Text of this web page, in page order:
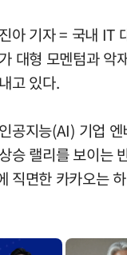
아 기자 = 국내 IT
대형 모멘텀과 악
고 있다.
공지능(AI) 기업
승 랠리를 보이는
직면한 카카오는